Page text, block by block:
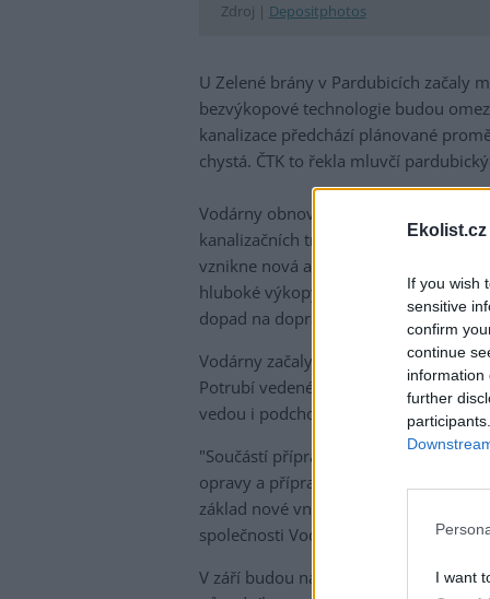
Ekolist.cz
If you wish
sensitive
confirm
continue
information
further
I want
Zdroj | Depositphotos
U Zelené brány v Pardubicích začaly
bezvýkopové technologie budou
kanalizace předchází plánované
chystá. ČTK to řekla mluvčí
Vodárny obnoví 368 metrů potrubí,
kanalizačních trubek vloží dělníci
vznikne nová a odolná vnitřní vrstva
hluboké výkopy. "Bezvýkopová
dopad na dopravu, podnikatele,
Vodárny začaly minulý týden
Potrubí vedené po povrchu je v
vedou i podchodem, který je kvůli
"Součástí přípravných prací je rovněž
opravy a příprava potrubí pro
základ nové vnitřní konstrukce
společnosti Vodovody a kanalizace
V září budou následovat dokončovací